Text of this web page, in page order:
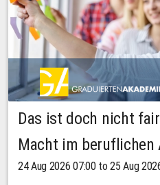
Das ist doch nicht
Macht im beruflichen
24 Aug 2026 07:00 to 25 Aug